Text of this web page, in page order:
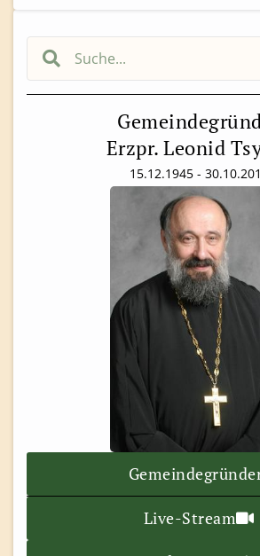
Erzpr. Leonid
15.12.1945 -
Live-Stream